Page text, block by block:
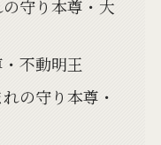
守り本尊・大
不動明王
の守り本尊・